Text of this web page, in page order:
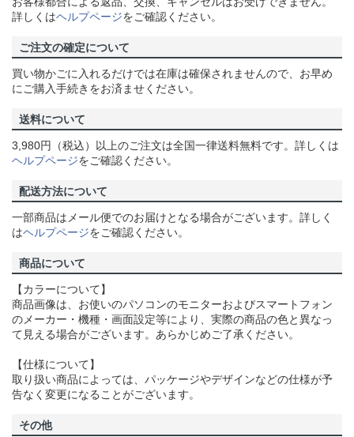
詳しくはヘルプページをご確認ください。
ご注文の確定について
買い物かごに入れるだけでは在庫は確保されませんので、お早め
にご購入手続きをお済ませください。
送料について
3,980円（税込）以上のご注文は全国一律送料無料です。詳しくは
ヘルプページをご確認ください。
配送方法について
一部商品はメール便でのお届けとなる場合がございます。詳しく
はヘルプページをご確認ください。
商品について
【カラーについて】
商品画像は、お使いのパソコンのモニターおよびスマートフォン
のメーカー・機種・画面設定等により、実際の商品の色と異なっ
て見える場合がございます。あらかじめご了承ください。
【仕様について】
取り扱い商品によっては、パッケージやデザインなどの仕様が予
告なく変更になることがございます。
その他